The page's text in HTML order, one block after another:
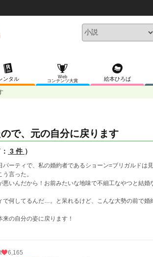
ンタル
Web
コンテンツ大賞
絵本ひろば
で、元の自分に戻ります
3 件 ）
パーティで、私の婚約者であるショーン=ブリガルドは
言った。
悪いんだから！お前みたいな地味で不細工なやつと結
で何してるんだ…。と呆れるけど、こんな大勢の前で婚
の自分の姿に戻ります！
6,165